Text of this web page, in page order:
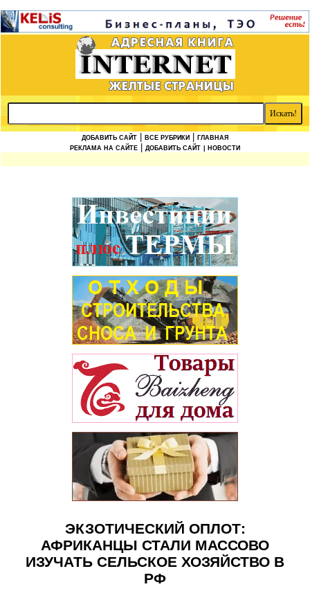
ДОБАВИТЬ САЙТ ВСЕ РУБРИКИ
ГЛАВНАЯ
РЕКЛАМА НА САЙТЕ
ДОБАВИТЬ САЙТ | НОВОСТИ
ЭКЗОТИЧЕСКИЙ ОПЛОТ:
АФРИКАНЦЫ СТАЛИ МАССОВО
ИЗУЧАТЬ СЕЛЬСКОЕ ХОЗЯЙСТВО В
РФ